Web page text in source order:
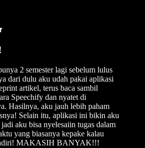
2 semester lagi sebelum lulus
dari dulu aku udah pakai aplikasi
artikel, terus baca sambil
Speechify dan nyatet di
Hasilnya, aku jauh lebih paham
Selain itu, aplikasi ini bikin aku
aku bisa nyelesaiin tugas dalam
yang biasanya kepake kalau
MAKASIH BANYAK!!!